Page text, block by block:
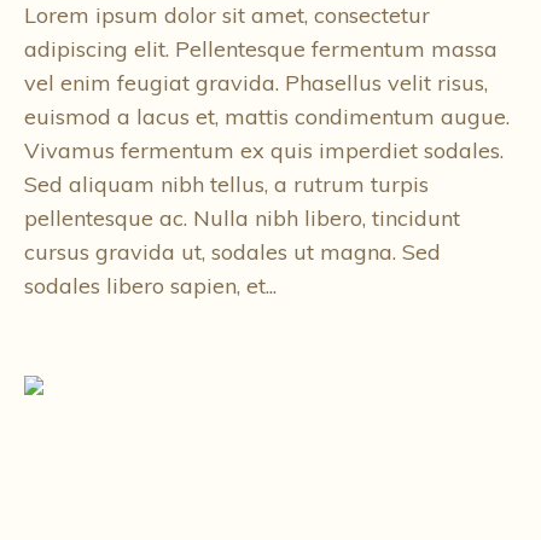
Lorem ipsum dolor sit amet, consectetur
adipiscing elit. Pellentesque fermentum massa
vel enim feugiat gravida. Phasellus velit risus,
euismod a lacus et, mattis condimentum augue.
Vivamus fermentum ex quis imperdiet sodales.
Sed aliquam nibh tellus, a rutrum turpis
pellentesque ac. Nulla nibh libero, tincidunt
cursus gravida ut, sodales ut magna. Sed
sodales libero sapien, et...